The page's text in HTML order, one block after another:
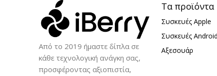
iPhone 16
Από το 2019 ήμαστε δίπλα σε
κάθε τεχνολογική ανάγκη σας,
προσφέροντας αξιοπιστία,
Τα προϊόντα
Συσκευές Apple
Συσκευές Android
Αξεσουάρ